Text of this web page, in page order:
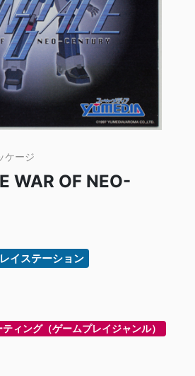
ケージ
WAR OF NEO-
イステーション
ィング（ゲームプレイジャンル）